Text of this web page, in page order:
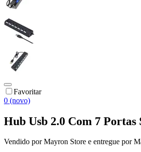
Favoritar
0 (novo)
Hub Usb 2.0 Com 7
Vendido porMayron Store e entregue por